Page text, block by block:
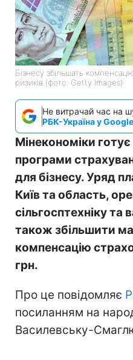
Бізнесу збільшать
ризиків (фото: Getty Images)
Не витрачай час на
РБК-Україна у Google
Мінекономіки
програми
для бізнесу. Уряд
Київ та область,
сільгосптехніку
також збільшити
компенсацію
грн.
Про це повідомляє
посиланням на
Василевську-